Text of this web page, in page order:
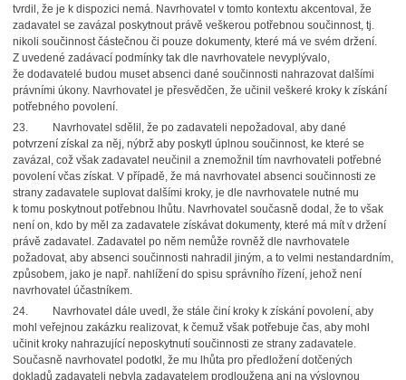
tvrdil, že je k dispozici nemá. Navrhovatel v tomto kontextu akcentoval, že
zadavatel se zavázal poskytnout právě veškerou potřebnou součinnost, tj.
nikoli součinnost částečnou či pouze dokumenty, které má ve svém držení.
Z uvedené zadávací podmínky tak dle navrhovatele nevyplývalo,
že dodavatelé budou muset absenci dané součinnosti nahrazovat dalšími
právními úkony. Navrhovatel je přesvědčen, že učinil veškeré kroky k získání
potřebného povolení.
23. Navrhovatel sdělil, že po zadavateli nepožadoval, aby dané
potvrzení získal za něj, nýbrž aby poskytl úplnou součinnost, ke které se
zavázal, což však zadavatel neučinil a znemožnil tím navrhovateli potřebné
povolení včas získat. V případě, že má navrhovatel absenci součinnosti ze
strany zadavatele suplovat dalšími kroky, je dle navrhovatele nutné mu
k tomu poskytnout potřebnou lhůtu. Navrhovatel současně dodal, že to však
není on, kdo by měl za zadavatele získávat dokumenty, které má mít v držení
právě zadavatel. Zadavatel po něm nemůže rovněž dle navrhovatele
požadovat, aby absenci součinnosti nahradil jiným, a to velmi nestandardním,
způsobem, jako je např. nahlížení do spisu správního řízení, jehož není
navrhovatel účastníkem.
24. Navrhovatel dále uvedl, že stále činí kroky k získání povolení, aby
mohl veřejnou zakázku realizovat, k čemuž však potřebuje čas, aby mohl
učinit kroky nahrazující neposkytnutí součinnosti ze strany zadavatele.
Současně navrhovatel podotkl, že mu lhůta pro předložení dotčených
dokladů zadavateli nebyla zadavatelem prodloužena ani na výslovnou